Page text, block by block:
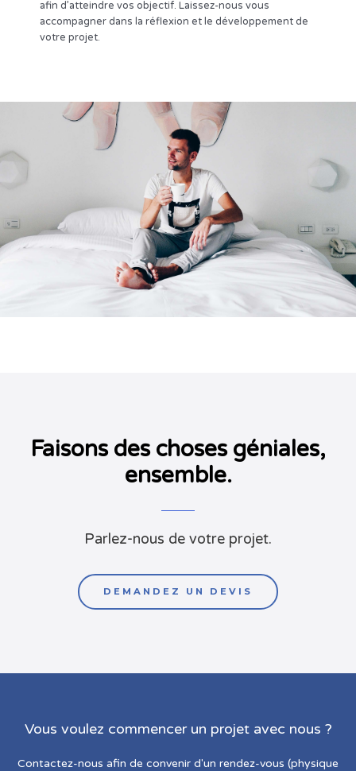
afin d’atteindre vos objectif. Laissez-nous vous
accompagner dans la réflexion et le développement de
votre projet.
Communication
Faisons des choses géniales,
ensemble.
Parlez-nous de votre projet.
DEMANDEZ UN DEVIS
Vous voulez commencer un projet avec nous ?
Contactez-nous afin de convenir d'un rendez-vous (physique